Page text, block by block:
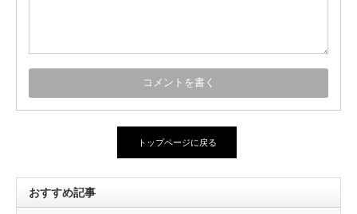
トップページに戻る
おすすめ記事